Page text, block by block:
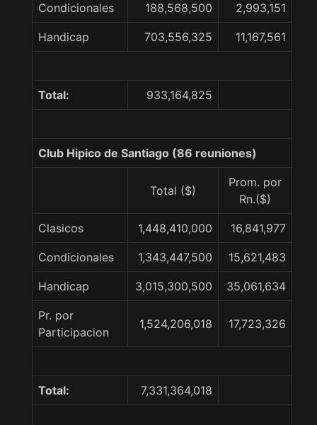
Condicionales 188,568,500 2,993,151
Handicap 703,556,325 11,167,561
Total: 933,164,825
Club Hipico de Santiago (86 reuniones)
Total ($)
Prom. por
Rn.($)
Clasicos 1,448,410,000 16,841,977
Condicionales 1,343,447,500 15,621,483
Handicap 3,015,300,500 35,061,634
Pr. por
Participacion
1,524,206,018 17,723,326
Total: 7,331,364,018